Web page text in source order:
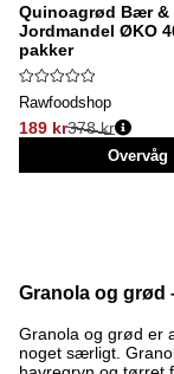
Quinoagrød Bær &
Jordmandel ØKO
pakker
Rawfoodshop
189 kr
Normalpris:
378 kr
Overvåg
Granola og grød
Granola og grød er
noget særligt.